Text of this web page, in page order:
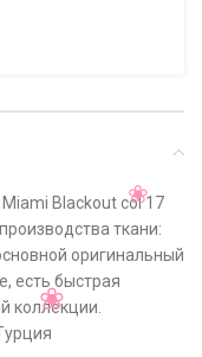
Blackout col 17
ткани:
оригинальный
есть быстрая
коллекции.